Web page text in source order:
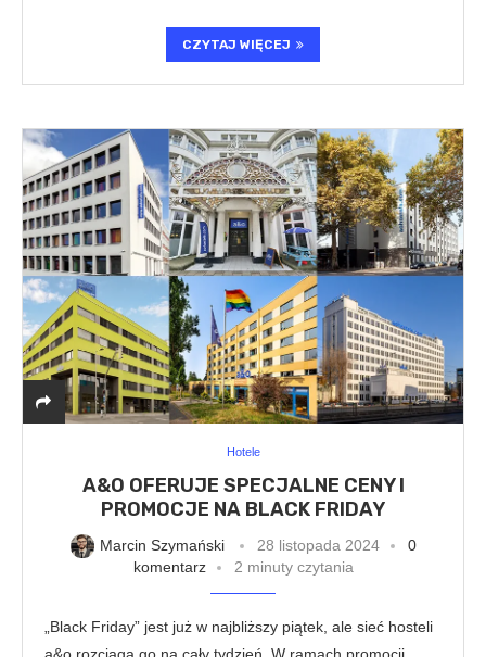
CZYTAJ WIĘCEJ
Hotele
A&O OFERUJE SPECJALNE CENY I
PROMOCJE NA BLACK FRIDAY
Marcin Szymański 28 listopada 2024
0
komentarz
2 minuty czytania
„Black Friday” jest już w najbliższy piątek, ale sieć hosteli